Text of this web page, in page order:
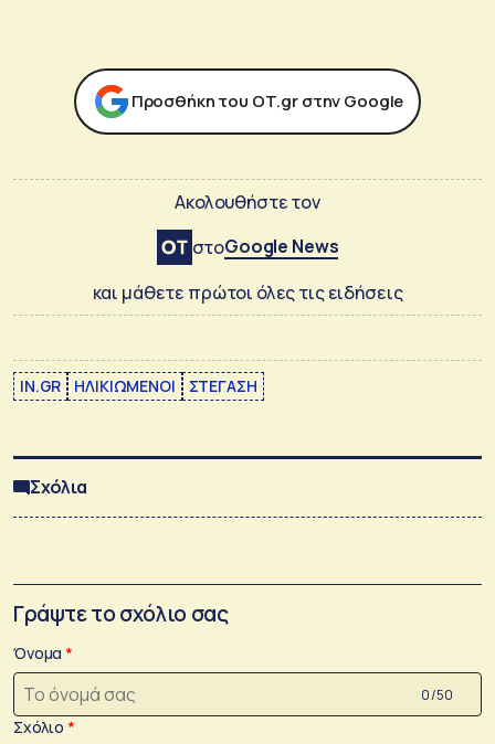
Προσθήκη του ΟΤ.gr στην Google
Ακολουθήστε τον
στοGoogle News
και μάθετε πρώτοι όλες τις ειδήσεις
IN.GR ΗΛΙΚΙΩΜΕΝΟΙ ΣΤΕΓΑΣΗ
Σχόλια
Γράψτε το σχόλιο σας
Όνομα
0 /50
Σχόλιο